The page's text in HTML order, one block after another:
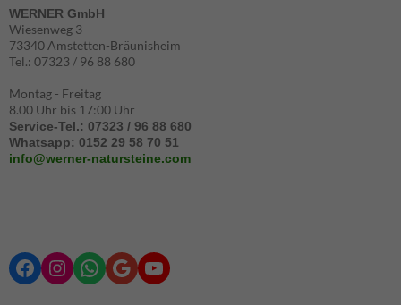
WERNER GmbH
Wiesenweg 3
73340 Amstetten-Bräunisheim
Tel.: 07323 / 96 88 680
Montag - Freitag
8.00 Uhr bis 17:00 Uhr
Service-Tel.: 07323 / 96 88 680
Whatsapp: 0152 29 58 70 51
info@werner-natursteine.com
Facebook Instagram WhatsApp Google YouTube